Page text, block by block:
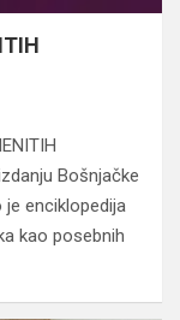
Bošnjačke
je enciklopedija
kao posebnih